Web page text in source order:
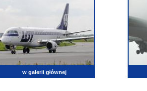
w galerii głównej